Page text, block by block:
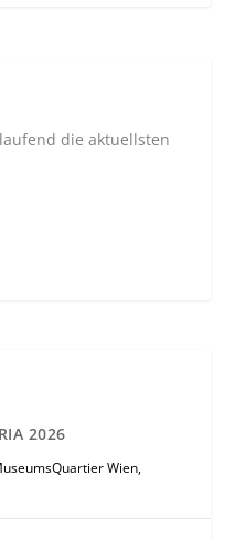
die aktuellsten
2026
Wien,